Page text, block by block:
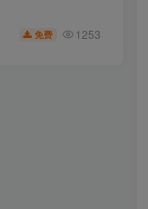
免费 1253